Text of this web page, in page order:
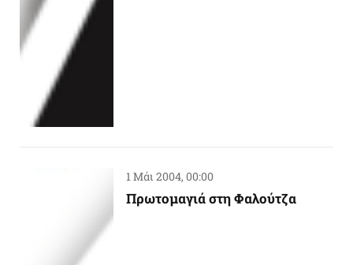
1 Μάι 2004, 00:00
Πρωτομαγιά στη Φαλούτζα